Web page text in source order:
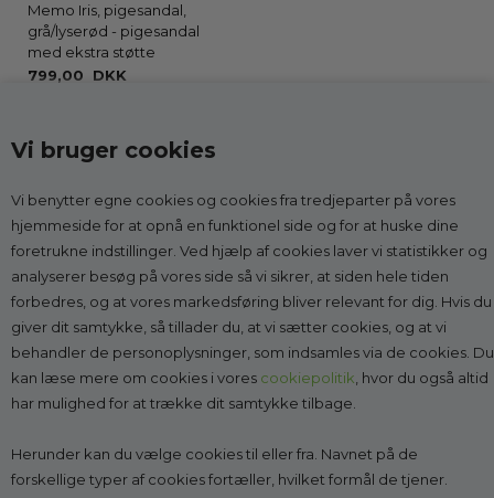
Vi bruger cookies
Vi benytter egne cookies og cookies fra tredjeparter på vores
hjemmeside for at opnå en funktionel side og for at huske dine
foretrukne indstillinger. Ved hjælp af cookies laver vi statistikker og
analyserer besøg på vores side så vi sikrer, at siden hele tiden
forbedres, og at vores markedsføring bliver relevant for dig. Hvis du
giver dit samtykke, så tillader du, at vi sætter cookies, og at vi
behandler de personoplysninger, som indsamles via de cookies. Du
kan læse mere om cookies i vores cookiepolitik, hvor du også altid
har mulighed for at trække dit samtykke tilbage.
Herunder kan du vælge cookies til eller fra. Navnet på de
forskellige typer af cookies fortæller, hvilket formål de tjener.
Memo Iris, pigesandal,
grå/lyserød - pigesandal
med ekstra støtte
799,00 DKK
Kontakt
Godesko.dk
v/Malle & Co
Solrød Byvej 15
2680 Solrød Strand
CVR 27998623
Tlf.: 2268 7595 (Man-Fre kl. 10-14)
Kundeservice@godesko.dk